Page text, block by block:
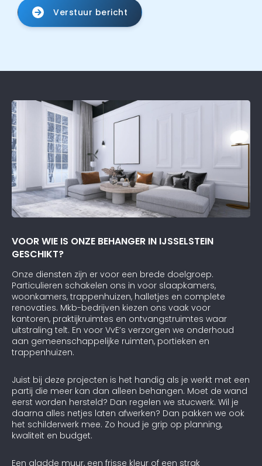
Verstuur bericht
VOOR WIE IS ONZE BEHANGER IN IJSSELSTEIN
GESCHIKT?
Onze diensten zijn er voor een brede doelgroep.
Particulieren schakelen ons in voor slaapkamers,
woonkamers, trappenhuizen, halletjes en complete
renovaties. Mkb-bedrijven kiezen ons vaak voor
kantoren, praktijkruimtes en ontvangstruimtes waar
uitstraling telt. En voor VvE’s verzorgen we onderhoud
aan gemeenschappelijke ruimten, portieken en
trappenhuizen.
Juist bij deze projecten is het handig als je werkt met een
partij die meer kan dan alleen behangen. Moet de wand
eerst worden hersteld? Dan regelen we stucwerk. Wil je
daarna alles netjes laten afwerken? Dan pakken we ook
het schilderwerk mee. Zo houd je grip op planning,
kwaliteit en budget.
Een gladde muur, een frisse kleur of een strak